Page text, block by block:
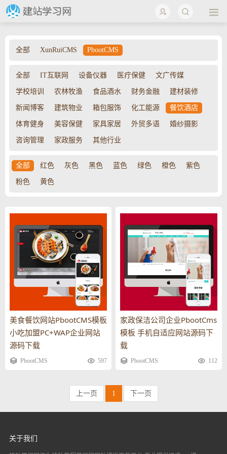
全部 XunRuiCMS PbootCMS
全部 IT互联网 设备仪器 医疔保健 文广传媒
学校培训 农林牧渔 食品酒水 财务金融 建材装修
新闻博客 建筑物业 箱包服饰 化工能源 餐饮酒店
体育健身 美容保健 家具家居 外贸多语 婚纱摄影
咨询管理 家政服务 其他行业
全部 红色 灰色 黑色 蓝色 绿色 橙色 紫色
粉色 黄色
美食餐饮网站PbootCMS模板
小吃加盟PC+WAP企业网站
源码下载
PbootCMS 597
家政保洁公司企业PbootCms
模板 手机自适应网站源码下
载
PbootCMS 112
上一页 1 下一页
关于我们